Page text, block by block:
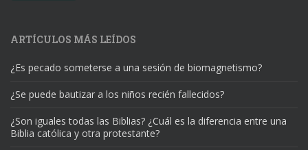
electrónico
ARTÍCULOS MÁS LEÍDOS
¿Es pecado someterse a una sesión de biomagnetismo?
¿Se puede bautizar a los niños recién fallecidos?
¿Son iguales todas las Biblias? ¿Cuál es la diferencia entre una
Biblia católica y otra protestante?